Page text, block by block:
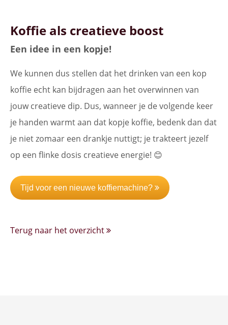
Koffie als creatieve boost
Een idee in een kopje!
We kunnen dus stellen dat het drinken van een kop
koffie echt kan bijdragen aan het overwinnen van
jouw creatieve dip. Dus, wanneer je de volgende keer
je handen warmt aan dat kopje koffie, bedenk dan dat
je niet zomaar een drankje nuttigt; je trakteert jezelf
op een flinke dosis creatieve energie! 😊
Tijd voor een nieuwe koffiemachine?
Terug naar het overzicht